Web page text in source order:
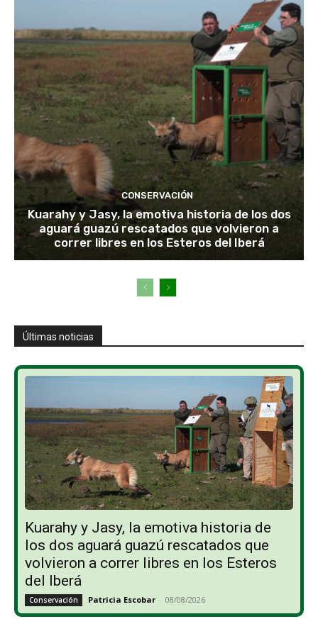
CONSERVACIÓN
Kuarahy y Jasy, la emotiva historia de los dos
aguará guazú rescatados que volvieron a
correr libres en los Esteros del Iberá
Últimas noticias
Kuarahy y Jasy, la emotiva historia de
los dos aguará guazú rescatados que
volvieron a correr libres en los Esteros
del Iberá
Conservación Patricia Escobar - 08/08/2026